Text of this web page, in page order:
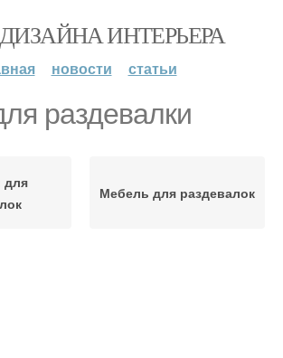
ИНТЕРЬЕРА
новости статьи
раздевалки
для
Мебель для раздевалок